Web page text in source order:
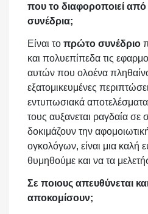
που το διαφοροποιεί
συνέδρια;
Είναι το πρώτο συνέδριο
και πολυεπίπεδα τις
αυτών που ολοένα
εξατομικευμένες
εντυπωσιακά
τους αυξανεται ραγδαία σε
δοκιμάζουν την
ογκολόγων, είναι μια καλή
θυμηθούμε και να τα
Σε ποιους απευθύνεται
αποκομίσουν;